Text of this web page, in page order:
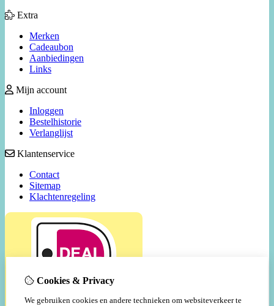
Extra
Merken
Cadeaubon
Aanbiedingen
Links
Mijn account
Inloggen
Bestelhistorie
Verlanglijst
Klantenservice
Contact
Sitemap
Klachtenregeling
Cookies & Privacy
We gebruiken cookies en andere technieken om websiteverkeer te